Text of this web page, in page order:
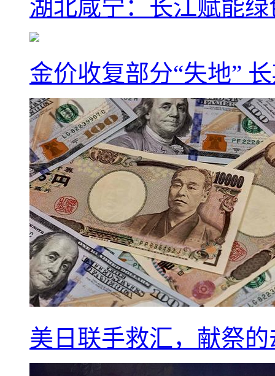
湖北咸宁：长江赋能
金价收复部分“失地”
美日联手救汇，献祭